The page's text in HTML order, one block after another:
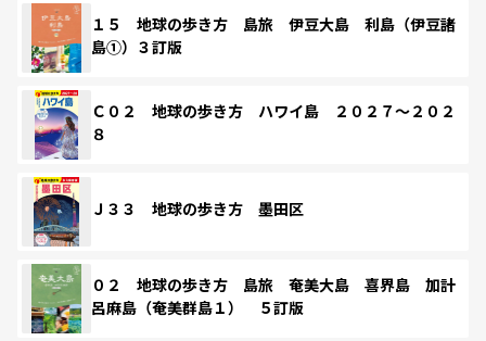
１５ 地球の歩き方 島旅 伊豆大島 利島（伊豆諸
島①）３訂版
Ｃ０２ 地球の歩き方 ハワイ島 ２０２７～２０２
８
Ｊ３３ 地球の歩き方 墨田区
０２ 地球の歩き方 島旅 奄美大島 喜界島 加計
呂麻島（奄美群島１） ５訂版